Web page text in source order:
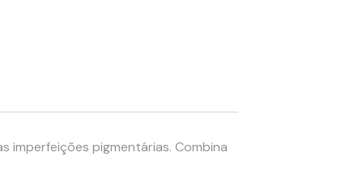
imperfeições pigmentárias. Combina